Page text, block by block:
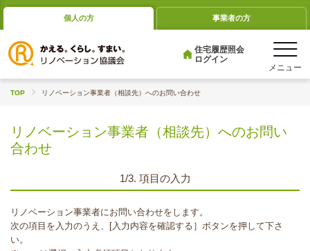
個人の方 事業者の方
住宅履歴照会
ログイン
TOP リノベーション事業者（相談先）へのお問い合わせ
リノベーション事業者（相談先）へのお問い
合わせ
1/3. 項目の入力
リノベーション事業者にお問い合わせをします。
次の項目を入力のうえ、[入力内容を確認する］ボタンを押して下さ
い。